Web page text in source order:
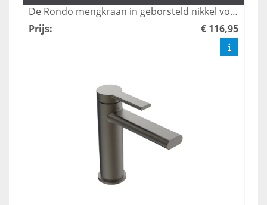
De Rondo mengkraan in geborsteld nikkel voegt een elegante en luxe touch toe aan uw badkamer. Met een comfortabele hoogte van 16 cm is deze kraan ideaal voor dagelijks gebruik en combineert functionaliteit met stijl.
Prijs: € 116,95